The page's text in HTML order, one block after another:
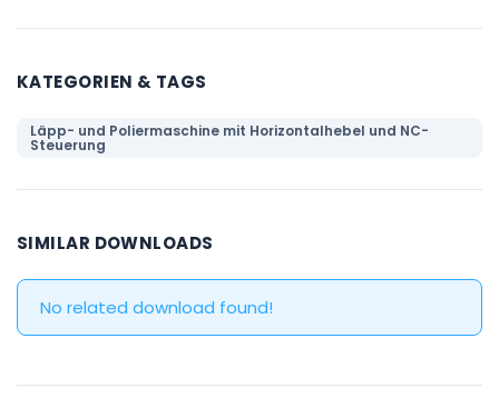
KATEGORIEN & TAGS
Läpp- und Poliermaschine mit Horizontalhebel und NC-
Steuerung
SIMILAR DOWNLOADS
No related download found!